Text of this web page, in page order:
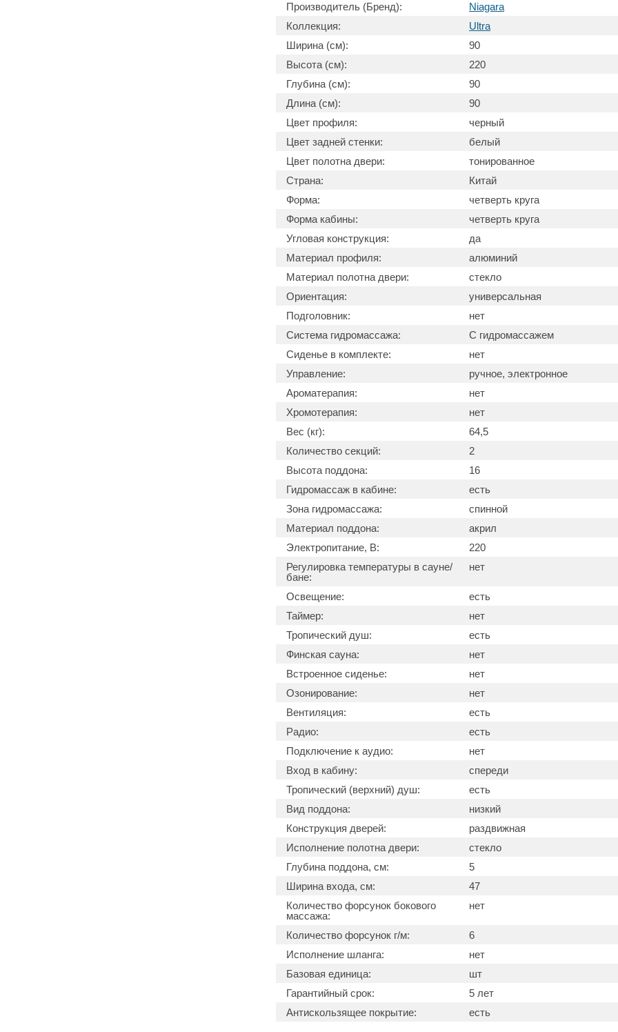
Производитель (Бренд):
Niagara
Коллекция:
Ultra
Ширина (см):
90
Высота (см):
220
Глубина (см):
90
Длина (см):
90
Цвет профиля:
черный
Цвет задней стенки:
белый
Цвет полотна двери:
тонированное
Страна:
Китай
Форма:
четверть круга
Форма кабины:
четверть круга
Угловая конструкция:
да
Материал профиля:
алюминий
Материал полотна двери:
стекло
Ориентация:
универсальная
Подголовник:
нет
Система гидромассажа:
С гидромассажем
Сиденье в комплекте:
нет
Управление:
ручное, электронное
Ароматерапия:
нет
Хромотерапия:
нет
Вес (кг):
64,5
Количество секций:
2
Высота поддона:
16
Гидромассаж в кабине:
есть
Зона гидромассажа:
спинной
Материал поддона:
акрил
Электропитание, В:
220
Регулировка температуры в сауне/
бане:
нет
Освещение:
есть
Таймер:
нет
Тропический душ:
есть
Финская сауна:
нет
Встроенное сиденье:
нет
Озонирование:
нет
Вентиляция:
есть
Радио:
есть
Подключение к аудио:
нет
Вход в кабину:
спереди
Тропический (верхний) душ:
есть
Вид поддона:
низкий
Конструкция дверей:
раздвижная
Исполнение полотна двери:
стекло
Глубина поддона, см:
5
Ширина входа, см:
47
Количество форсунок бокового
массажа:
нет
Количество форсунок г/м:
6
Исполнение шланга:
нет
Базовая единица:
шт
Гарантийный срок:
5 лет
Антискользящее покрытие:
есть